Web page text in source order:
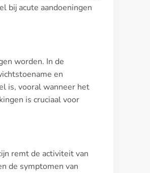
bij acute aandoeningen
worden. In de
en
is, vooral wanneer het
is cruciaal voor
remt de activiteit van
de symptomen van